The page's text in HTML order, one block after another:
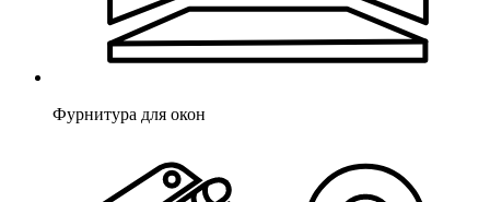
Фурнитура для окон